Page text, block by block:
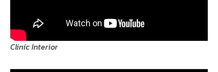
Clinic Interior